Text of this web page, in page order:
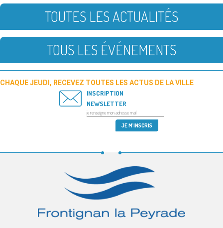
TOUTES LES ACTUALITÉS
TOUS LES ÉVÉNEMENTS
CHAQUE JEUDI, RECEVEZ TOUTES LES ACTUS DE LA VILLE
INSCRIPTION
NEWSLETTER